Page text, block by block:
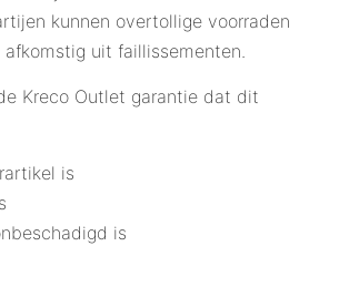
kunnen overtollige voorraden
uit faillissementen.
Kreco Outlet garantie dat dit
is
is